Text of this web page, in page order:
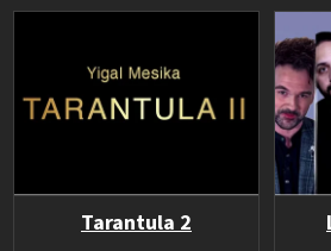
Tarantula 2